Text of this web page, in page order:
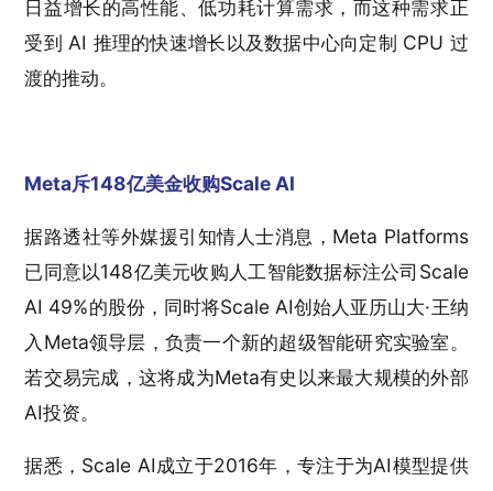
日益增长的高性能、低功耗计算需求，而这种需求正
受到 AI 推理的快速增长以及数据中心向定制 CPU 过
渡的推动。
Meta斥148亿美金收购Scale AI
据路透社等外媒援引知情人士消息，Meta Platforms
已同意以148亿美元收购人工智能数据标注公司Scale
AI 49%的股份，同时将Scale AI创始人亚历山大·王纳
入Meta领导层，负责一个新的超级智能研究实验室。
若交易完成，这将成为Meta有史以来最大规模的外部
AI投资。
据悉，Scale AI成立于2016年，专注于为AI模型提供